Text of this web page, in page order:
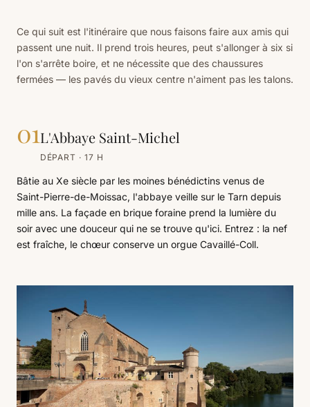
Ce qui suit est l'itinéraire que nous faisons faire aux amis qui
passent une nuit. Il prend trois heures, peut s'allonger à six si
l'on s'arrête boire, et ne nécessite que des chaussures
fermées — les pavés du vieux centre n'aiment pas les talons.
01L'Abbaye Saint-Michel
DÉPART · 17 H
Bâtie au Xe siècle par les moines bénédictins venus de
Saint-Pierre-de-Moissac, l'abbaye veille sur le Tarn depuis
mille ans. La façade en brique foraine prend la lumière du
soir avec une douceur qui ne se trouve qu'ici. Entrez : la nef
est fraîche, le chœur conserve un orgue Cavaillé-Coll.